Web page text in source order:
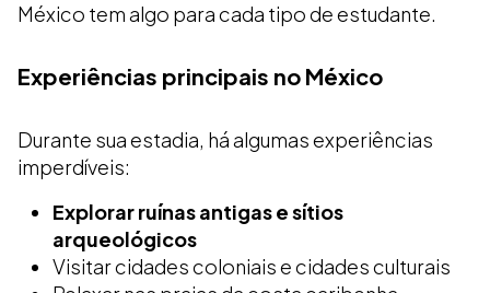
México tem algo para cada tipo de estudante.
Experiências principais no México
Durante sua estadia, há algumas experiências
imperdíveis:
Explorar ruínas antigas e sítios
arqueológicos
Visitar cidades coloniais e cidades culturais